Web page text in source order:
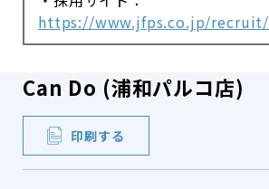
https://www.jfps.co.jp/recruit/
Can Do (浦和パルコ店)
印刷する